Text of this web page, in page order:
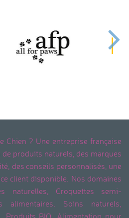
Chien ? Une entreprise française
de produits naturels, des marques
des conseils personnalisés, une
client disponible. Nos domaines
naturelles, Croquettes semi-
alimentaires, Soins naturels,